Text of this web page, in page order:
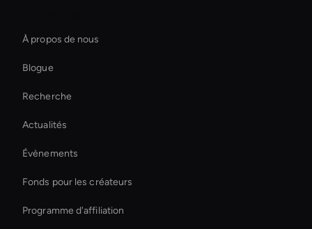
Custom Ai Avatar Development
Éditeur vidéo AI Sports
Outil de recadrage vidéo AI
Virtual Assistant For Business
Virtual Spokesperson For Branding
Créateur de vidéos AI HR
À propos de nous
Blogue
Recherche
Actualités
Évènements
Fonds pour les créateurs
Programme d'affiliation